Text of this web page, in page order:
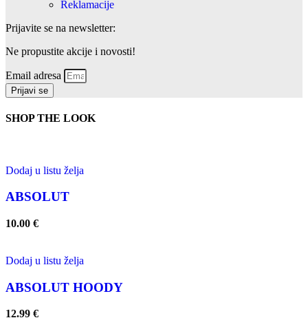
Reklamacije
Prijavite se na newsletter:
Ne propustite akcije i novosti!
Email adresa
Prijavi se
SHOP THE LOOK
Dodaj u listu želja
ABSOLUT
10.00 €
Dodaj u listu želja
ABSOLUT HOODY
12.99 €